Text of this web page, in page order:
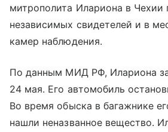
митрополита Илариона в Чехии
независимых свидетелей и в
камер наблюдения.
По данным МИД РФ, Илариона
24 мая. Его автомобиль
Во время обыска в багажнике
нашли неназванное вещество.